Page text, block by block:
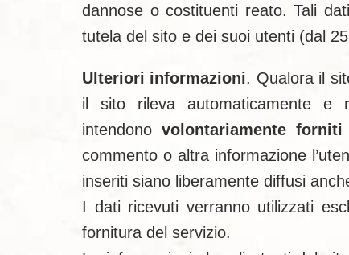
dannose o costituenti reato. Tali
tutela del sito e dei suoi utenti (dal
Ulteriori informazioni. Qualora il
il sito rileva automaticamente e
intendonovolontariamente
commento o altra informazione
inseriti siano liberamente diffusi
I dati ricevuti verranno utilizzati
fornitura del servizio.